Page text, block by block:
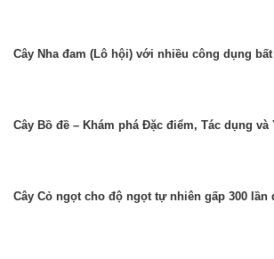
Cây Nha đam (Lô hội) với nhiều công dụng
Cây Bồ đề – Khám phá Đặc điểm, Tác dụng và
Cây Cỏ ngọt cho độ ngọt tự nhiên gấp 300 lần